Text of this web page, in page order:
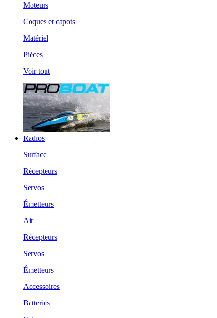
Moteurs
Coques et capots
Matériel
Pièces
Voir tout
Radios
Surface
Récepteurs
Servos
Émetteurs
Air
Récepteurs
Servos
Émetteurs
Accessoires
Batteries